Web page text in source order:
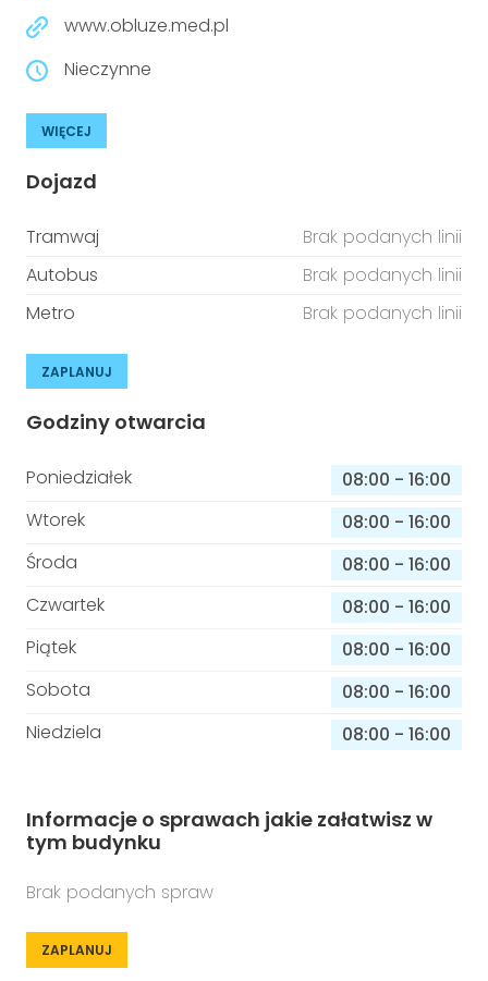
www.obluze.med.pl
Nieczynne
WIĘCEJ
Dojazd
Tramwaj
Brak podanych linii
Autobus
Brak podanych linii
Metro
Brak podanych linii
ZAPLANUJ
Godziny otwarcia
Poniedziałek 08:00 - 16:00
Wtorek
08:00 - 16:00
Środa
08:00 - 16:00
Czwartek
08:00 - 16:00
Piątek
08:00 - 16:00
Sobota
08:00 - 16:00
Niedziela
08:00 - 16:00
Informacje o sprawach jakie załatwisz w
tym budynku
Brak podanych spraw
ZAPLANUJ